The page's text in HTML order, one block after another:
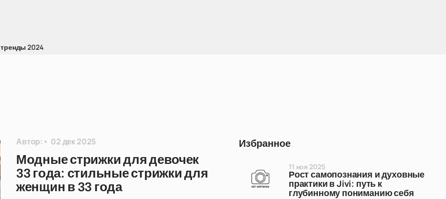
тренды 2024
Автор: 02 дек 2025
Модные стрижки для девочек
33 года: стильные стрижки для
женщин в 33 года
Избранное
Рост самопознания и духовные
практики в Jivi: путь к
глубинному пониманию себя
11 ноя 2025